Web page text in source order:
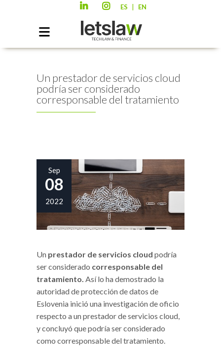
ES EN
Un prestador de servicios cloud
podría ser considerado
corresponsable del tratamiento
Sep
08
2022
Un prestador de servicios cloud podría
ser considerado corresponsable del
tratamiento. Así lo ha demostrado la
autoridad de protección de datos de
Eslovenia inició una investigación de oficio
respecto a un prestador de servicios cloud,
y concluyó que podría ser considerado
como corresponsable del tratamiento.